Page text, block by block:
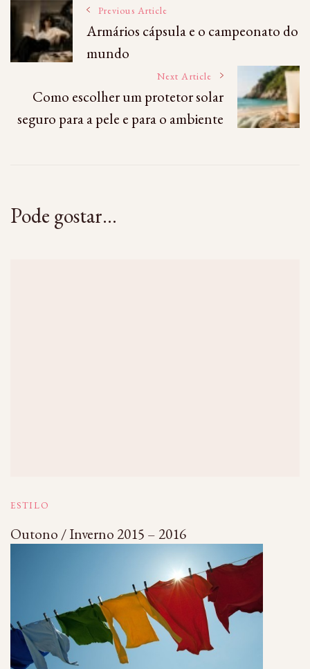
Post
Navigation
Previous Article
Armários cápsula e o campeonato do
mundo
Next Article
Como escolher um protetor solar
seguro para a pele e para o ambiente
Pode gostar...
ESTILO
Outono / Inverno 2015 – 2016